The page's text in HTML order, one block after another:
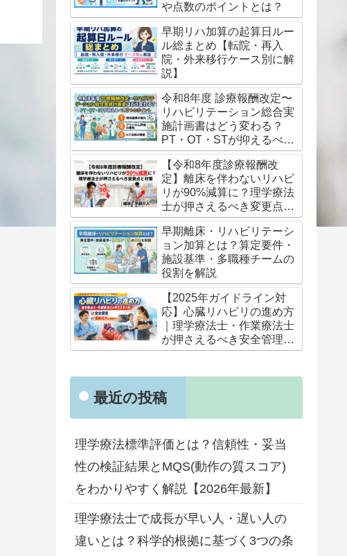
や点数のポイントとは？
早期リハ加算の起算日ルー
ル総まとめ【転院・再入
院・外来移行ケース別に解
説】
令和8年度 診療報酬改定〜
リハビリテーション総合実
施計画書はどう変わる？
PT・OT・STが抑えるべき
3つのポイント
【令和8年度診療報酬改
定】離床を伴わないリハビ
リが90%減算に？理学療法
士が押さえるべき変更点と
対策
早期離床・リハビリテーシ
ョン加算とは？算定要件・
施設基準・多職種チームの
役割を解説
【2025年ガイドライン対
応】心臓リハビリの進め方
｜理学療法士・作業療法士
が押さえるべき安全管理と
運動処方の実践ポイント
最近の投稿
理学療法標準評価とは？信頼性・妥当
性の検証結果とMQS(動作の質スコア)
をわかりやすく解説【2026年最新】
理学療法士で成長が早い人・遅い人の
違いとは？科学的根拠に基づく3つの条